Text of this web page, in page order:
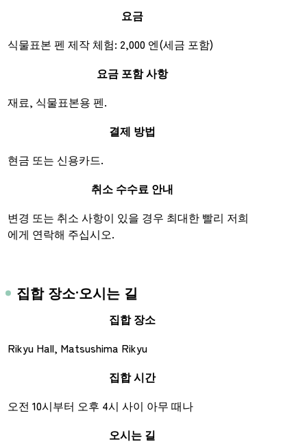
요금
식물표본 펜 제작 체험: 2,000 엔(세금 포함)
요금 포함 사항
재료, 식물표본용 펜.
결제 방법
현금 또는 신용카드.
취소 수수료 안내
변경 또는 취소 사항이 있을 경우 최대한 빨리 저희
에게 연락해 주십시오.
집합 장소·오시는 길
집합 장소
Rikyu Hall, Matsushima Rikyu
집합 시간
오전 10시부터 오후 4시 사이 아무 때나
오시는 길